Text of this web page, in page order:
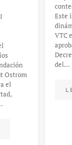
05/
las
de los
la